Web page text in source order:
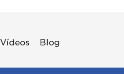
Vídeos Blog